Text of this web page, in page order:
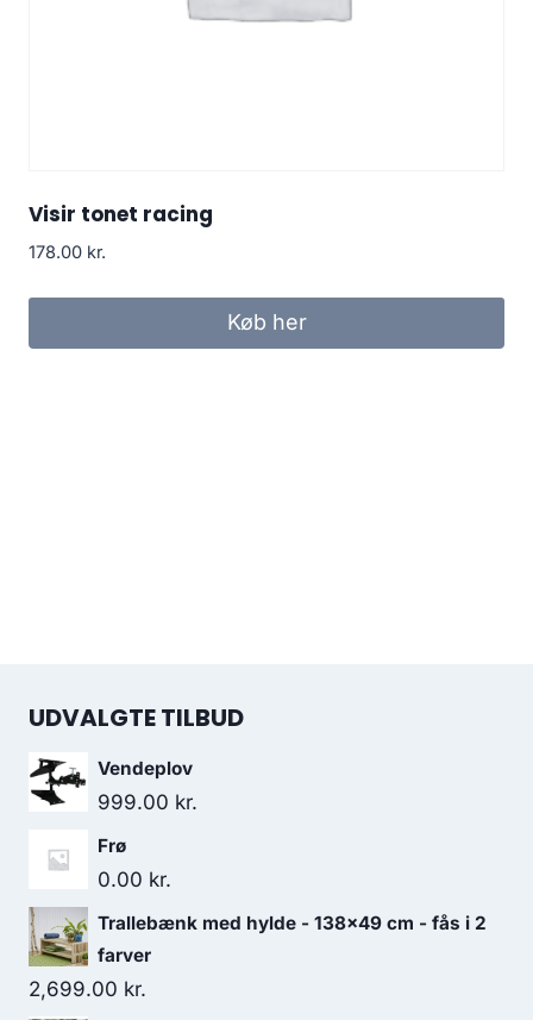
Visir tonet racing
178.00 kr.
Køb her
UDVALGTE TILBUD
Vendeplov
999.00 kr.
Frø
0.00 kr.
Trallebænk med hylde - 138×49 cm - fås i 2
farver
2,699.00 kr.